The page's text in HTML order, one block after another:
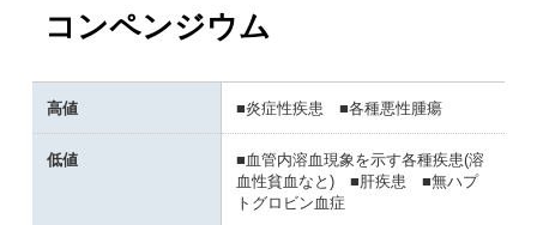
コンペンジウム
高値 ■炎症性疾患 ■各種悪性腫瘍
低値
■血管内溶血現象を示す各種疾患(溶
血性貧血なと) ■肝疾患 ■無ハプ
トグロビン血症